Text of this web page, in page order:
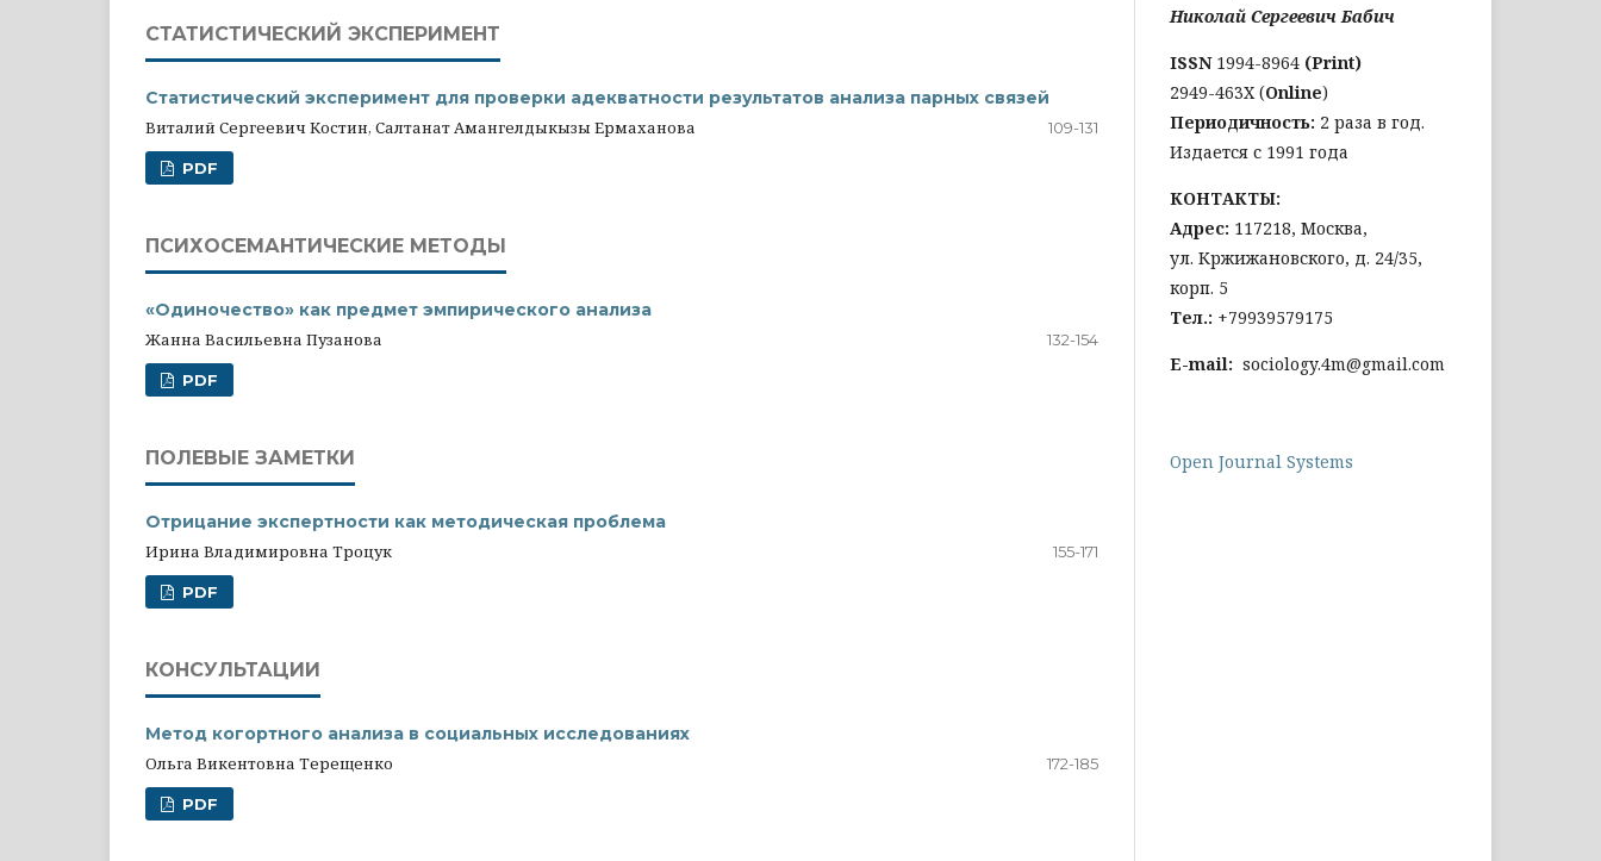
СТАТИСТИЧЕСКИЙ ЭКСПЕРИМЕНТ
Статистический эксперимент для проверки адекватности результатов анализа парных связей
Виталий Сергеевич Костин, Салтанат Амангелдыкызы Ермаханова
109-131
PDF
ПСИХОСЕМАНТИЧЕСКИЕ МЕТОДЫ
«Одиночество» как предмет эмпирического анализа
Жанна Васильевна Пузанова
132-154
PDF
ПОЛЕВЫЕ ЗАМЕТКИ
Отрицание экспертности как методическая проблема
Ирина Владимировна Троцук
155-171
PDF
КОНСУЛЬТАЦИИ
Метод когортного анализа в социальных исследованиях
Ольга Викентовна Терещенко
172-185
PDF
Николай Сергеевич Бабич
ISSN 1994-8964 (Print)
2949-463Х (Online)
Периодичность: 2 раза в год.
Издается с 1991 года
КОНТАКТЫ:
Адрес: 117218, Москва,
ул. Кржижановского, д. 24/35,
корп. 5
Тел.: +79939579175
E-mail: sociology.4m@gmail.com
Open Journal Systems